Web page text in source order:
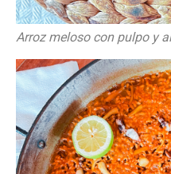
Arroz meloso con pulpo y